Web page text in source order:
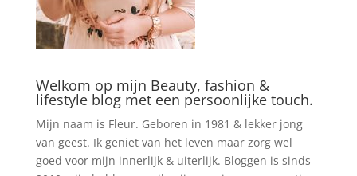
Welkom op mijn Beauty, fashion &
lifestyle blog met een persoonlijke touch.
Mijn naam is Fleur. Geboren in 1981 & lekker jong
van geest. Ik geniet van het leven maar zorg wel
goed voor mijn innerlijk & uiterlijk. Bloggen is sinds